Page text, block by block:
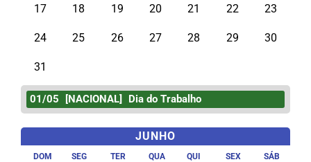
17 18 19 20 21 22 23
24 25 26 27 28 29 30
31
01/05 [NACIONAL] Dia do Trabalho
JUNHO
DOM SEG TER QUA QUI SEX SÁB